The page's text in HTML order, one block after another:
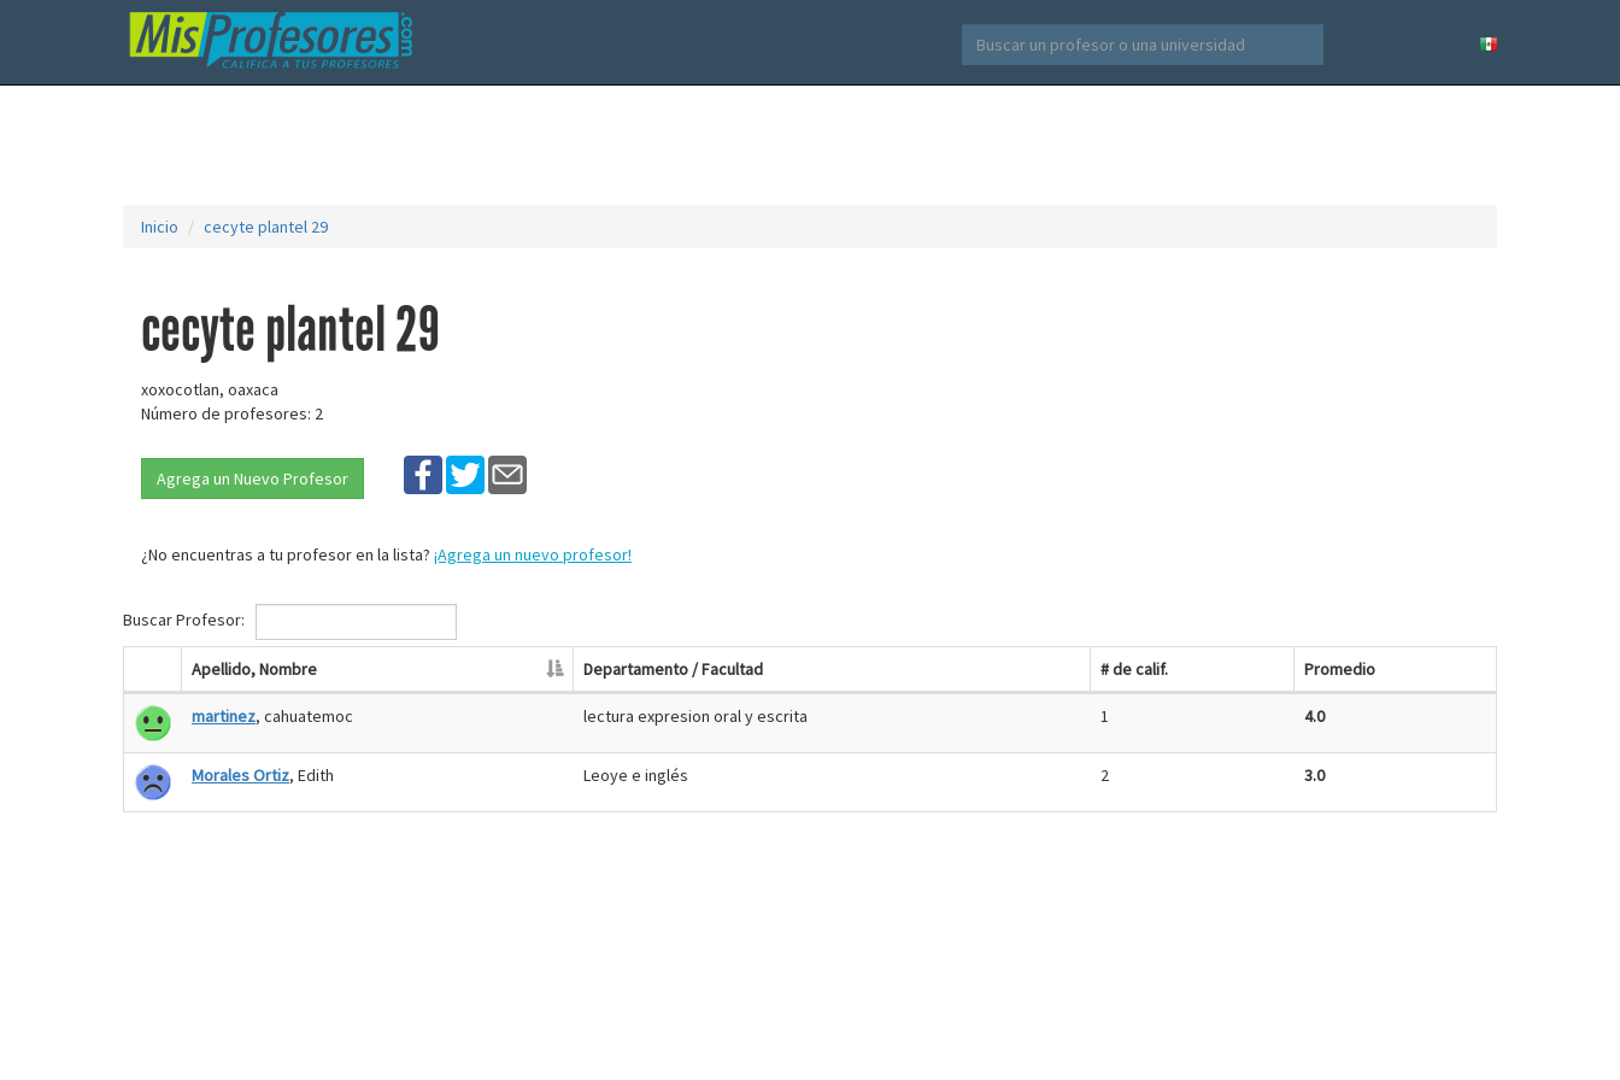
Inicio cecyte plantel 29
cecyte plantel 29
xoxocotlan, oaxaca
Número de profesores: 2
Agrega un Nuevo Profesor
¿No encuentras a tu profesor en la lista? ¡Agrega un nuevo profesor!
Buscar Profesor:
Apellido, Nombre Departamento / Facultad # de calif. Promedio
martinez, cahuatemoc lectura expresion oral y escrita 1 4.0
Morales Ortiz, Edith Leoye e inglés 2 3.0